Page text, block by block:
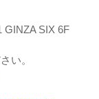
GINZA SIX 6F
い。